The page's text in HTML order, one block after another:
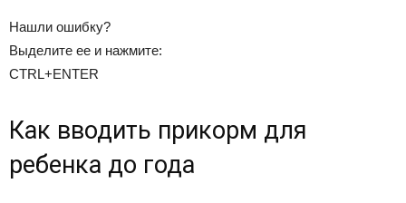
Нашли ошибку?
Выделите ее и нажмите:
CTRL+ENTER
Как вводить прикорм для
ребенка до года